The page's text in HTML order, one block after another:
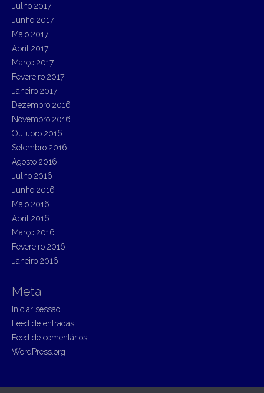
Julho 2017
Junho 2017
Maio 2017
Abril 2017
Março 2017
Fevereiro 2017
Janeiro 2017
Dezembro 2016
Novembro 2016
Outubro 2016
Setembro 2016
Agosto 2016
Julho 2016
Junho 2016
Maio 2016
Abril 2016
Março 2016
Fevereiro 2016
Janeiro 2016
Meta
Iniciar sessão
Feed de entradas
Feed de comentários
WordPress.org